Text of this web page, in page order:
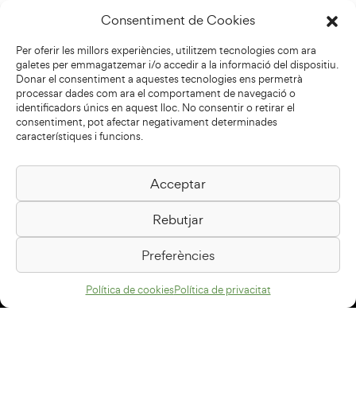
Consentiment de Cookies
Per oferir les millors experiències, utilitzem tecnologies com ara
galetes per emmagatzemar i/o accedir a la informació del dispositiu.
Donar el consentiment a aquestes tecnologies ens permetrà
processar dades com ara el comportament de navegació o
identificadors únics en aquest lloc. No consentir o retirar el
consentiment, pot afectar negativament determinades
característiques i funcions.
Acceptar
Rebutjar
Preferències
Política de cookiesPolítica de privacitat
Biblioteca Pilarin Bayés
Passeig de la Generalitat, 1
08500 Vic